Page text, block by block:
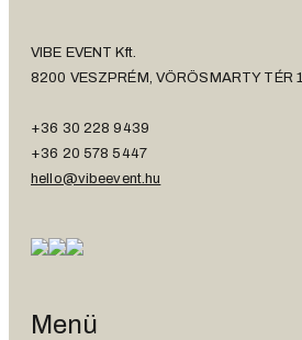
VIBE EVENT Kft.
8200 VESZPRÉM, VÖRÖSMARTY TÉR 1.
+36 30 228 9439
+36 20 578 5447
hello@vibeevent.hu
Menü